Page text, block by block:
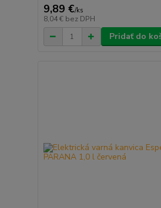
9,89 €/ks
8,04 € bez DPH
Pridať do